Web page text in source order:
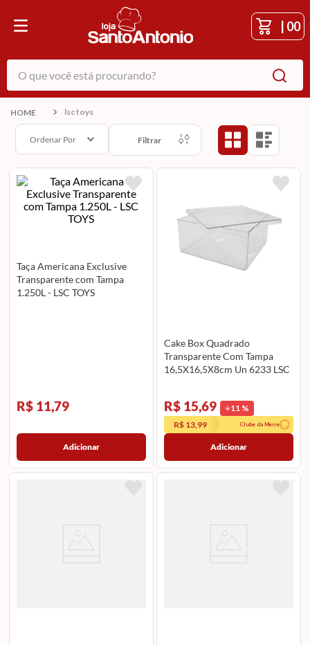
00
O que você está procurando?
lsc toys
Ordenar Por Filtrar
Taça Americana Exclusive
Transparente com Tampa
1.250L - LSC TOYS
R$ 11,79
Adicionar
Cake Box Quadrado
Transparente Com Tampa
16,5X16,5X8cm Un 6233 LSC
R$ 15,69 11 %
R$ 13,99
Clube da Meire
Adicionar